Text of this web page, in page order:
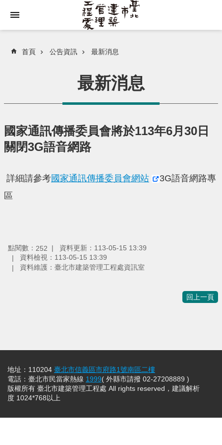
首頁 公告資訊 最新消息
最新消息
國家通訊傳播委員會將於113年6月30日
關閉3G語音網路
詳細請參考國家通訊傳播委員會網站
3G語音網路專
區
點閱數： 252
資料更新：113-05-15 13:39
資料檢視：113-05-15 13:39
資料維護：臺北市建築管理工程處資訊室
回上一頁
地址：110204 臺北市信義區市府路1號南區二樓
電話：臺北市民當家熱線 1999( 外縣市請撥 02-27208889 )
版權所有 臺北市建築管理工程處 All rights reserved，建議解析
度 1024*768以上